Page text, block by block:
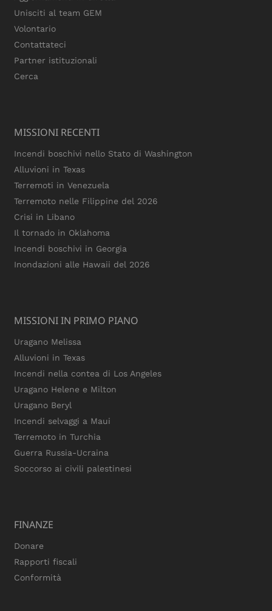
Unisciti al team GEM
Volontario
Contattateci
Partner istituzionali
Cerca
MISSIONI RECENTI
Incendi boschivi nello Stato di Washington
Alluvioni in Texas
Terremoti in Venezuela
Terremoto nelle Filippine del 2026
Crisi in Libano
Il tornado in Oklahoma
Incendi boschivi in Georgia
Inondazioni alle Hawaii del 2026
MISSIONI IN PRIMO PIANO
Uragano Melissa
Alluvioni in Texas
Incendi nella contea di Los Angeles
Uragano Helene e Milton
Uragano Beryl
Incendi selvaggi a Maui
Terremoto in Turchia
Guerra Russia-Ucraina
Soccorso ai civili palestinesi
FINANZE
Donare
Rapporti fiscali
Conformità